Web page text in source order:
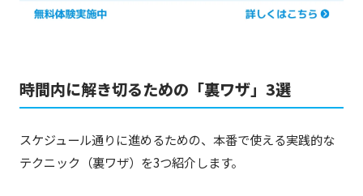
時間内に解き切るための「裏ワザ」3選
スケジュール通りに進めるための、本番で使える実践的な
テクニック（裏ワザ）を3つ紹介します。